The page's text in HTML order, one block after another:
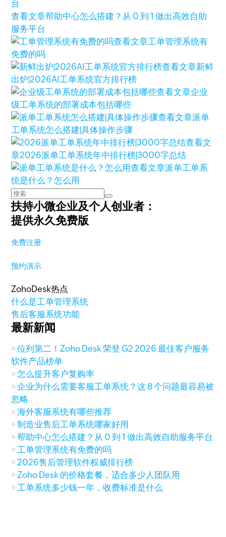
查看文章帮助中心怎么搭建？从 0 到 1 做出高效自助
服务平台
查看文章工单管理系统有
免费的吗
查看文章新鲜
出炉|2026AI工单系统官方排行榜
查看文章企业
级工单系统的部署成本包括哪些
查看文章派单
工单系统怎么搭建|具体操作步骤
查看文
章2026派单工单系统年中排行榜|3000字总结
查看文章派单工单系
统是什么？怎么用
扶持小微企业及个人创业者：
提供永久免费版
免费注册
预约演示
ZohoDesk热点
什么是工单管理系统
售后客服系统功能
最新新闻
位列第二！Zoho Desk 荣登 G2 2026 最佳客户服务
软件产品榜单
怎么提升客户复购率
企业为什么需要客服工单系统？这 8 个问题最容易被
忽略
海外客服系统有哪些推荐
制造业售后工单系统哪家好用
帮助中心怎么搭建？从 0 到 1 做出高效自助服务平台
工单管理系统有免费的吗
2026售后管理软件权威排行榜
Zoho Desk 的价格套餐，适合多少人团队用
工单系统多少钱一年，收费标准是什么